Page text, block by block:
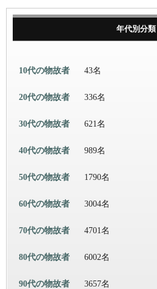
年代別分類
10代の物故者 43名
20代の物故者 336名
30代の物故者 621名
40代の物故者 989名
50代の物故者 1790名
60代の物故者 3004名
70代の物故者 4701名
80代の物故者 6002名
90代の物故者 3657名